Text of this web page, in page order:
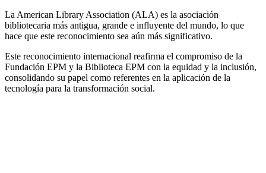
La American Library Association (ALA) es la asociación
bibliotecaria más antigua, grande e influyente del mundo, lo que
hace que este reconocimiento sea aún más significativo.
Este reconocimiento internacional reafirma el compromiso de la
Fundación EPM y la Biblioteca EPM con la equidad y la inclusión,
consolidando su papel como referentes en la aplicación de la
tecnología para la transformación social.